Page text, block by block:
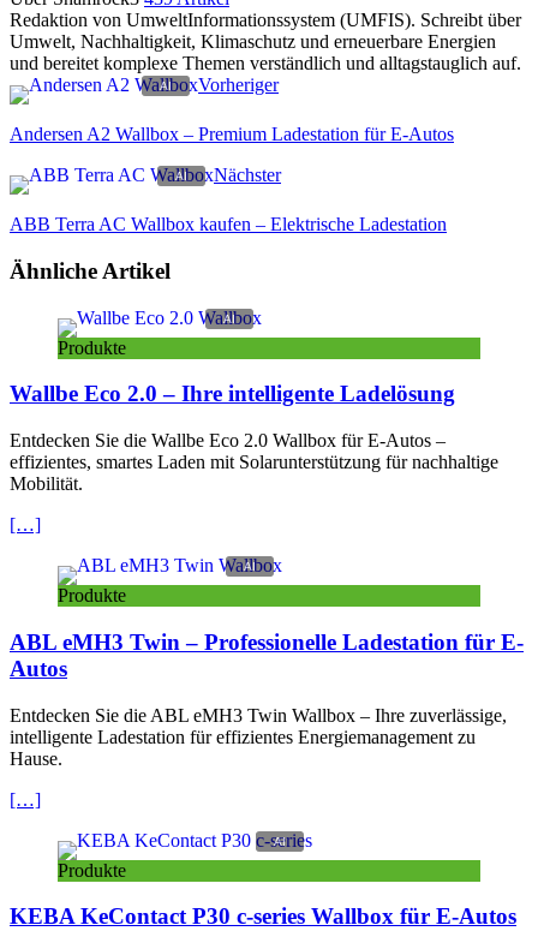
Redaktion von UmweltInformationssystem (UMFIS). Schreibt über
Umwelt, Nachhaltigkeit, Klimaschutz und erneuerbare Energien
und bereitet komplexe Themen verständlich und alltagstauglich auf.
Vorheriger
Andersen A2 Wallbox – Premium Ladestation für E-Autos
Nächster
ABB Terra AC Wallbox kaufen – Elektrische Ladestation
Ähnliche Artikel
Produkte
Wallbe Eco 2.0 – Ihre intelligente Ladelösung
Entdecken Sie die Wallbe Eco 2.0 Wallbox für E-Autos –
effizientes, smartes Laden mit Solarunterstützung für nachhaltige
Mobilität.
[…]
Produkte
ABL eMH3 Twin – Professionelle Ladestation für E-
Autos
Entdecken Sie die ABL eMH3 Twin Wallbox – Ihre zuverlässige,
intelligente Ladestation für effizientes Energiemanagement zu
Hause.
[…]
Produkte
KEBA KeContact P30 c-series Wallbox für E-Autos